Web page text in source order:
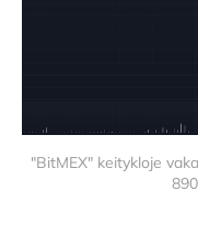
"BitMEX" keitykloje